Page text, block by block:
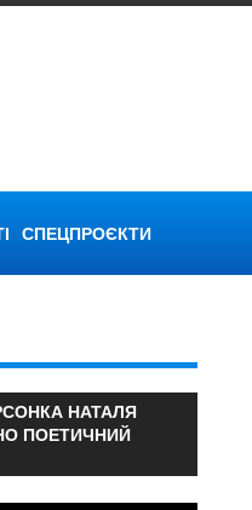
СПЕЦПРОЄКТИ
НАТАЛЯ
ПОЕТИЧНИЙ